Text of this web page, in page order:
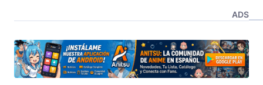
ADS